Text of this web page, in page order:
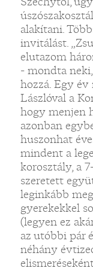
alakítani.
invitálást.
elutazom
- mondta
hozzá. Egy
Lászlóval a
hogy menjen
azonban
huszonhat
mindent a
korosztály, a
szeretett
leginkább
gyerekekkel
(legyen ez
az utóbbi pár
néhány